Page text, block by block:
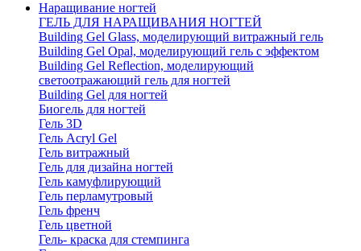
Наращивание ногтей
ГЕЛЬ ДЛЯ НАРАЩИВАНИЯ НОГТЕЙ
Building Gel Glass, моделирующий витражный гель
Building Gel Opal, моделирующий гель с эффектом
Building Gel Reflection, моделирующий
светоотражающий гель для ногтей
Building Gel для ногтей
Биогель для ногтей
Гель 3D
Гель Acryl Gel
Гель витражный
Гель для дизайна ногтей
Гель камуфлирующий
Гель перламутровый
Гель френч
Гель цветной
Гель- краска для стемпинга